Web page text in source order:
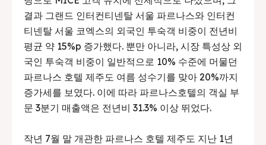
결과 그랜드 인터컨티넨탈 서울 파르나스와 인터컨
티넨탈 서울 코엑스의 외국인 투숙객 비중이 전년비
평균 약 15%p 증가했다. 뿐만 아니라, 시장 특성상 외
국인 투숙객 비중이 일반적으로 10% 수준에 머물던
파르나스 호텔 제주도 여름 성수기를 맞아 20%까지
증가세를 보였다. 이에 따라 파르나스호텔의 객실 부
문 3분기 매출액은 전년비 31.3% 이상 뛰었다.
작년 7월 말 개관한 파르나스 호텔 제주도 지난 1년